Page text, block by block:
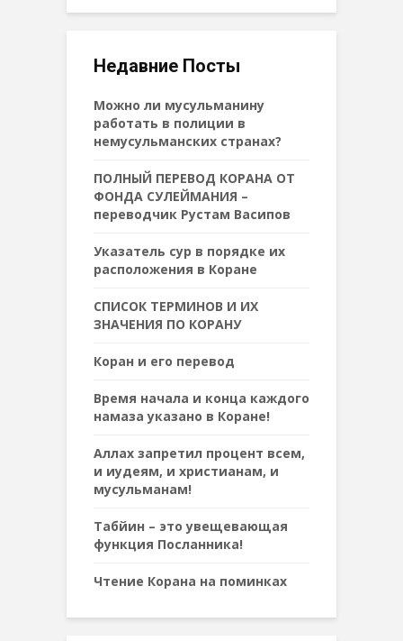
Недавние Посты
Можно ли мусульманину
работать в полиции в
немусульманских странах?
ПОЛНЫЙ ПЕРЕВОД КОРАНА ОТ
ФОНДА СУЛЕЙМАНИЯ –
переводчик Рустам Васипов
Указатель сур в порядке их
расположения в Коране
СПИСОК ТЕРМИНОВ И ИХ
ЗНАЧЕНИЯ ПО КОРАНУ
Коран и его перевод
Время начала и конца каждого
намаза указано в Коране!
Аллах запретил процент всем,
и иудеям, и христианам, и
мусульманам!
Табйин – это увещевающая
функция Посланника!
Чтение Корана на поминках